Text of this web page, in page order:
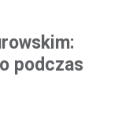
podczas